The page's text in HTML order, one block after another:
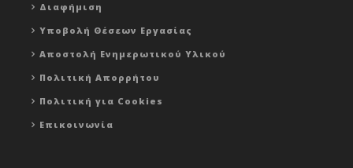
Διαφήμιση
Υποβολή Θέσεων Εργασίας
Αποστολή Ενημερωτικού Υλικού
Πολιτική Απορρήτου
Πολιτική για Cookies
Επικοινωνία